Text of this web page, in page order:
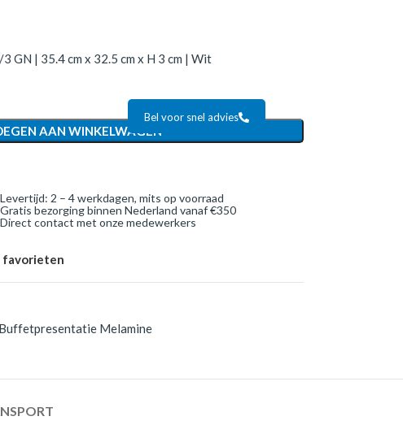
GN | 35.4 cm x 32.5 cm x H 3 cm | Wit
AAN WINKELWAGEN
Bel voor snel advies
Levertijd: 2 – 4 werkdagen, mits op voorraad
Gratis bezorging binnen Nederland vanaf €350
Direct contact met onze medewerkers
favorieten
Buffetpresentatie Melamine